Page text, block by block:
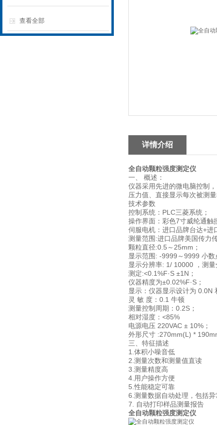
查看全部
详情介绍
全自动颗粒强度测定仪
一、
概述：
仪器采用先进的微电脑控制，
压力值、直接显示每次被测
技术参数
控制系统： PLC三菱系统；
操作界面：彩色7寸威纶通触
伺服电机：进口品牌台达+进
测量范围:进口品牌美国传力
颗粒直径:0.5～25mm；
显示范围: -9999～9999 小数
显示分辨率: 1/ 10000 ，测
测定:<0.1%F·S ±1N；
仪器精度为±0.02%F·S；
显示：仪器显示设计为 0.0N
灵 敏 度： 0.1 牛顿
测量控制周期： 0.2S；
相对湿度： <85%
电源电压 220VAC ± 10%；
外形尺寸 :270mm(L) *
三、特征描述
1.体积小噪音低
2.测量次数和测量值直读
3.测量精度高
4.用户操作方便
5.性能稳定可靠
6.测量数据自动处理，包括
7. 自动打印样品测量报告
全自动颗粒强度测定仪